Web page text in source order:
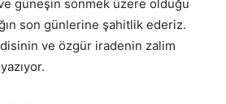
ve güneşin sönmek üzere olduğu
son günlerine şahitlik ederiz.
ve özgür iradenin zalim